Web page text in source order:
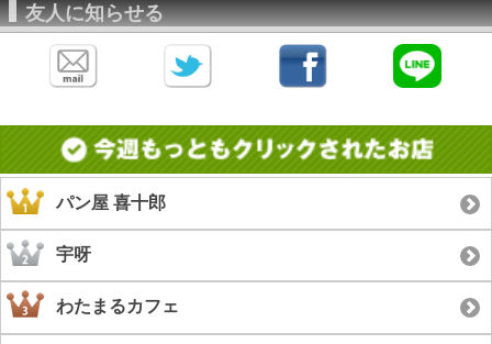
友人に知らせる
パン屋 喜十郎
宇呀
わたまるカフェ